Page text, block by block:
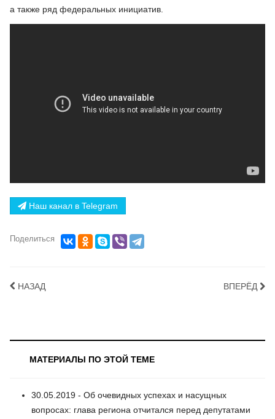
а также ряд федеральных инициатив.
Наш канал в Telegram
Поделиться
НАЗАД ВПЕРЁД
МАТЕРИАЛЫ ПО ЭТОЙ ТЕМЕ
30.05.2019 - Об очевидных успехах и насущных
вопросах: глава региона отчитался перед депутатами